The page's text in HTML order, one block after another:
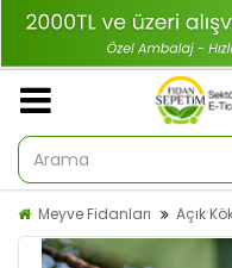
Meyve Fidanları Açık